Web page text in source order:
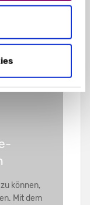
einfach
können,
Mit dem